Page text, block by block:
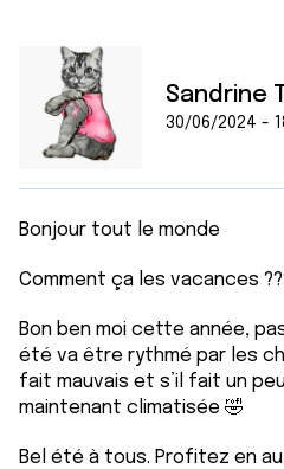
Sandrine
30/06/2024 -
Bonjour tout le monde
Comment ça les vacances
Bon ben moi cette année,
été va être rythmé par les
fait mauvais et s’il fait un
maintenant climatisée 🤣
Bel été à tous. Profitez en au